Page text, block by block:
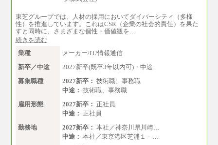
東芝グループでは、人材の採用においてダイバーシティ（多様
性）を推進しています。これはCSR（企業の社会的責任）を果た
すと同時に、さまざまな個性・価値観を…
続きを読む
業種
メーカー/IT/情報通信
新卒／中途
2027新卒(既卒3年以内可)・中途
募集職種
2027新卒： 技術職、事務職
中途： 技術職、事務職
雇用形態
2027新卒： 正社員
中途： 正社員
勤務地
2027新卒： 本社／神奈川県川崎…
中途： 本社／東京港区芝浦１－…